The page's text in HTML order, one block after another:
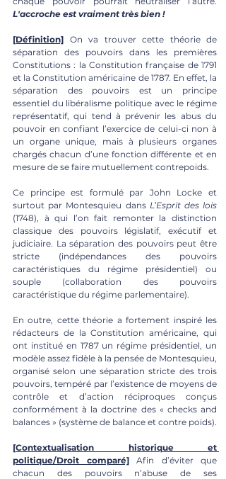
L'accroche est vraiment très bien !
[Définition] On va trouver cette théorie de
séparation des pouvoirs dans les premières
Constitutions : la Constitution française de 1791
et la Constitution américaine de 1787. En effet, la
séparation des pouvoirs est un principe
essentiel du libéralisme politique avec le régime
représentatif, qui tend à prévenir les abus du
pouvoir en confiant l’exercice de celui-ci non à
un organe unique, mais à plusieurs organes
chargés chacun d’une fonction différente et en
mesure de se faire mutuellement contrepoids.
Ce principe est formulé par John Locke et
surtout par Montesquieu dans L’Esprit des lois
(1748), à qui l’on fait remonter la distinction
classique des pouvoirs législatif, exécutif et
judiciaire. La séparation des pouvoirs peut être
stricte (indépendances des pouvoirs
caractéristiques du régime présidentiel) ou
souple (collaboration des pouvoirs
caractéristique du régime parlementaire).
En outre, cette théorie a fortement inspiré les
rédacteurs de la Constitution américaine, qui
ont institué en 1787 un régime présidentiel, un
modèle assez fidèle à la pensée de Montesquieu,
organisé selon une séparation stricte des trois
pouvoirs, tempéré par l’existence de moyens de
contrôle et d’action réciproques conçus
conformément à la doctrine des « checks and
balances » (système de balance et contre poids).
[Contextualisation historique et
politique/Droit comparé] Afin d’éviter que
chacun des pouvoirs n’abuse de ses